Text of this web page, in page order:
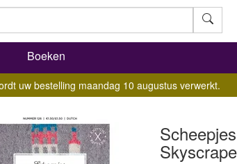
Boeken
uw bestelling maandag 10 augustus verwerkt.